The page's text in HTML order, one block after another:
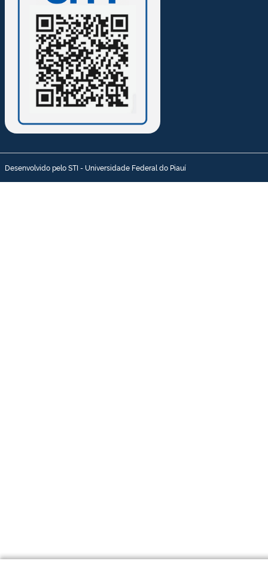
Desenvolvido pelo STI - Universidade Federal do Piauí